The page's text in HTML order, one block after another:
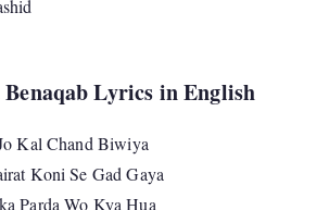
Lyrics in English
Kal Chand Biwiya
Koni Se Gad Gaya
Parda Wo Kya Hua